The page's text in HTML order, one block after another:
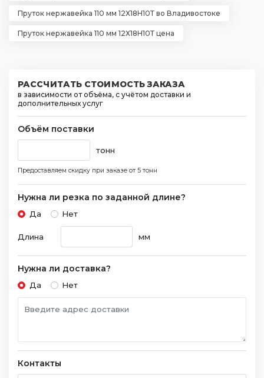
Пруток нержавейка 110 мм 12Х18Н10Т во Владивостоке
Пруток нержавейка 110 мм 12Х18Н10Т цена
РАССЧИТАТЬ СТОИМОСТЬ ЗАКАЗА
в зависимости от объёма, с учётом доставки и
дополнительных услуг
Объём поставки
тонн
Предоставляем скидку при заказе от 5 тонн
Нужна ли резка по заданной длине?
Да Нет
Длина мм
Нужна ли доставка?
Да Нет
Контакты